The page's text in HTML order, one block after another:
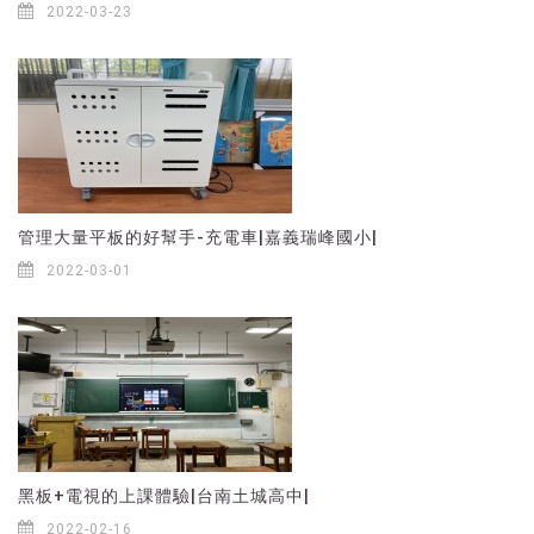
2022-03-23
管理大量平板的好幫手-充電車|嘉義瑞峰國小|
2022-03-01
黑板+電視的上課體驗|台南土城高中|
2022-02-16